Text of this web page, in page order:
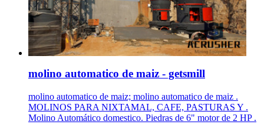
molino automatico de maiz - getsmill
molino automatico de maiz; molino automatico de maiz .
MOLINOS PARA NIXTAMAL, CAFE, PASTURAS Y .
Molino Automático domestico. Piedras de 6" motor de 2 HP .